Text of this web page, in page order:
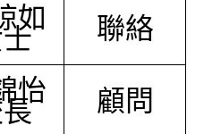
如 聯絡
怡 顧問